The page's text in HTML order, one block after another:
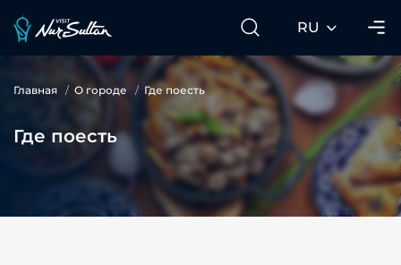
RU
Главная О городе Где поесть
Где поесть